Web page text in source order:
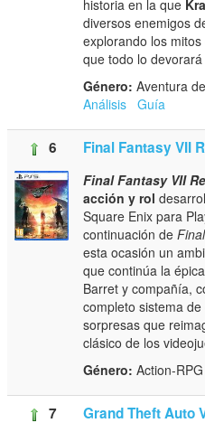
historia en la que
diversos enemigos
explorando los
que todo lo
Género: Aventura
Análisis
Guía
6 Final Fantasy VII
Final Fantasy VII
acción y rol
Square Enix para
continuación de
esta ocasión un
que continúa la
Barret y compañía,
completo sistema
sorpresas que
clásico de los
Género: Action-
7 Grand Theft Auto